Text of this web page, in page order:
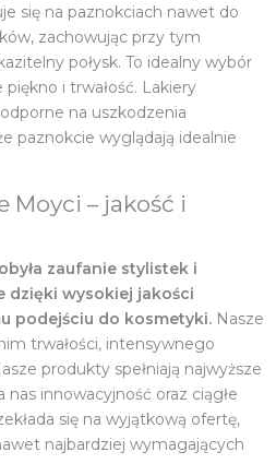
się na paznokciach nawet do
zachowując przy tym
połysk. To idealny wybór
i trwałość. Lakiery
na uszkodzenia
paznokcie wyglądają idealnie
Moyci – jakość i
zaufanie stylistek i
dzięki wysokiej jakości
podejściu do kosmetyki. Nasze
trwałości, intensywnego
produkty spełniają najwyższe
nas innowacyjność oraz ciągłe
się na wyjątkową ofertę,
najbardziej wymagających